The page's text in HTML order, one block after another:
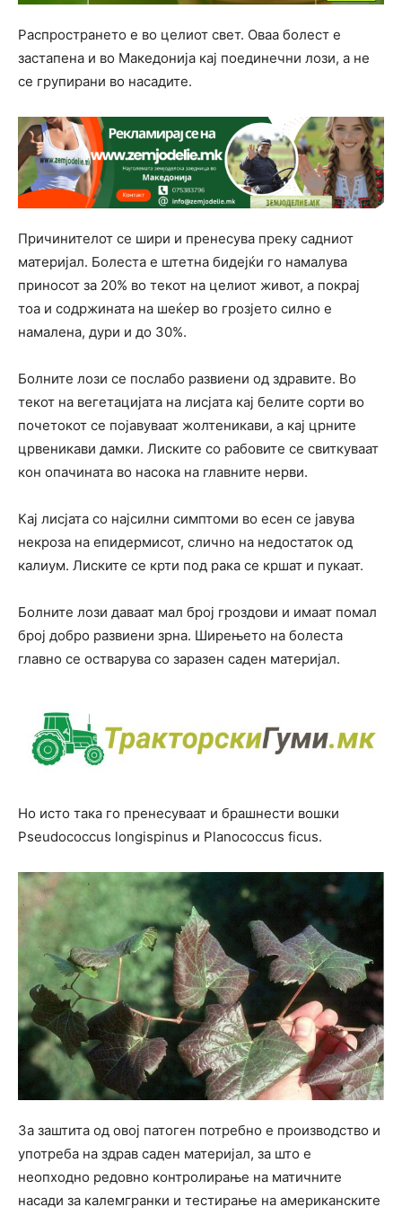
Распространето е во целиот свет. Оваа болест е
застапена и во Македонија кај поединечни лози, а не
се групирани во насадите.
Причинителот се шири и пренесува преку садниот
материјал. Болеста е штетна бидејќи го намалува
приносот за 20% во текот на целиот живот, а покрај
тоа и содржината на шеќер во грозјето силно е
намалена, дури и до 30%.
Болните лози се послабо развиени од здравите. Во
текот на вегетацијата на лисјата кај белите сорти во
почетокот се појавуваат жолтеникави, а кај црните
црвеникави дамки. Лиските со рабовите се свиткуваат
кон опачината во насока на главните нерви.
Кај лисјата со најсилни симптоми во есен се јавува
некроза на епидермисот, слично на недостаток од
калиум. Лиските се крти под рака се кршат и пукаат.
Болните лози даваат мал број гроздови и имаат помал
број добро развиени зрна. Ширењето на болеста
главно се остварува со заразен саден материјал.
Но исто така го пренесуваат и брашнести вошки
Pseudococcus longispinus и Planococcus ficus.
За заштита од овој патоген потребно е производство и
употреба на здрав саден материјал, за што е
неопходно редовно контролирање на матичните
насади за калемгранки и тестирање на американските